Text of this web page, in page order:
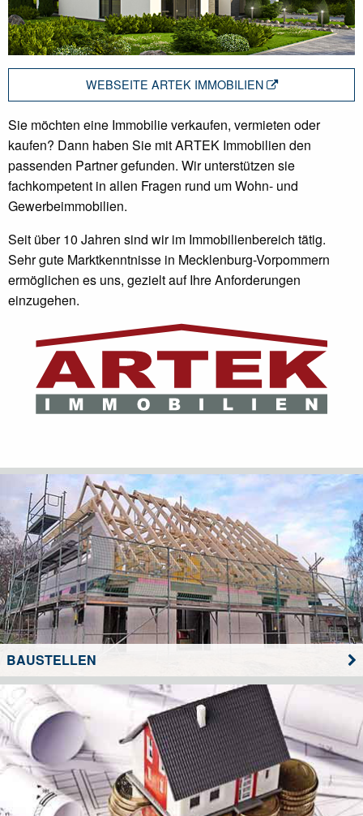
WEBSEITE ARTEK IMMOBILIEN
Sie möchten eine Immobilie verkaufen, vermieten oder
kaufen? Dann haben Sie mit ARTEK Immobilien den
passenden Partner gefunden. Wir unterstützen sie
fachkompetent in allen Fragen rund um Wohn- und
Gewerbeimmobilien.
Seit über 10 Jahren sind wir im Immobilienbereich tätig.
Sehr gute Marktkenntnisse in Mecklenburg-Vorpommern
ermöglichen es uns, gezielt auf Ihre Anforderungen
einzugehen.
BAUSTELLEN